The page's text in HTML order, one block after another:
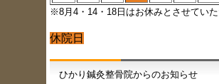
※8月4・14・18日はお休みとさせてい
休院日
ひかり鍼灸整骨院からのお知らせ